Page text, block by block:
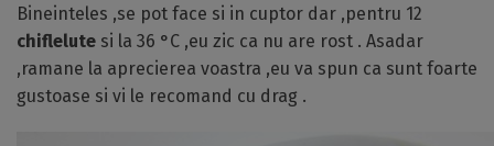
Bineinteles ,se pot face si in cuptor dar ,pentru 12
chiflelute si la 36 °C ,eu zic ca nu are rost . Asadar
,ramane la aprecierea voastra ,eu va spun ca sunt foarte
gustoase si vi le recomand cu drag .